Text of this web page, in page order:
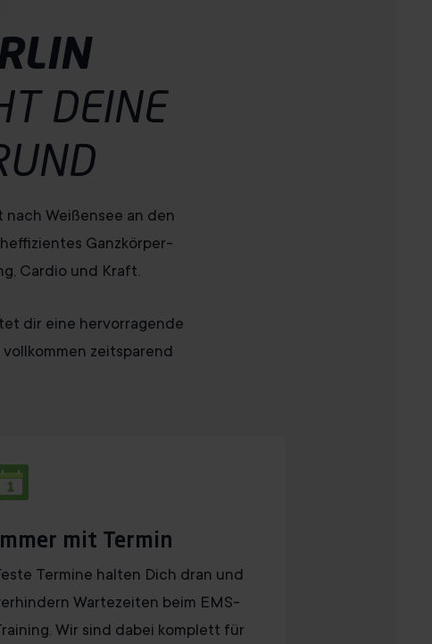
DEINE
Weißensee an den
Ganzkörper-
Cardio und Kraft.
dir eine hervorragende
zeitsparend
Immer mit Termin
Termine halten Dich dran und
Wartezeiten beim EMS-
Wir sind dabei komplett für